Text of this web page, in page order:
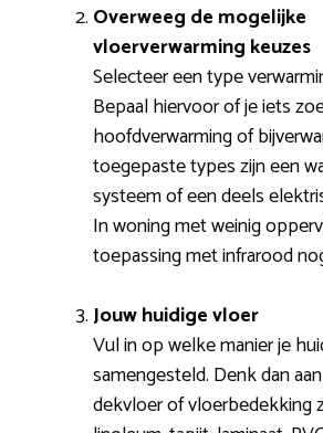
Overweeg de mogelijke
vloerverwarming keuzes
Selecteer een type
Bepaal hiervoor of je iets
hoofdverwarming of
toegepaste types zijn een
systeem of een deels
In woning met weinig
toepassing met infrarood
Jouw huidige vloer
Vul in op welke manier je
samengesteld. Denk dan
dekvloer of vloerbedekking